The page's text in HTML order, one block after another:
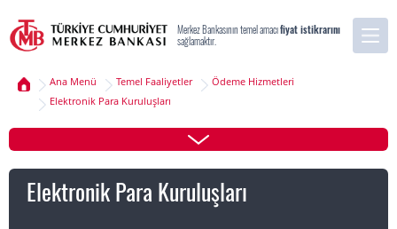
Merkez Bankasının temel amacıfiyat istikrarını
sağlamaktır.
Ana Menü Temel Faaliyetler
Ödeme Hizmetleri
Elektronik Para Kuruluşları
Elektronik Para Kuruluşları